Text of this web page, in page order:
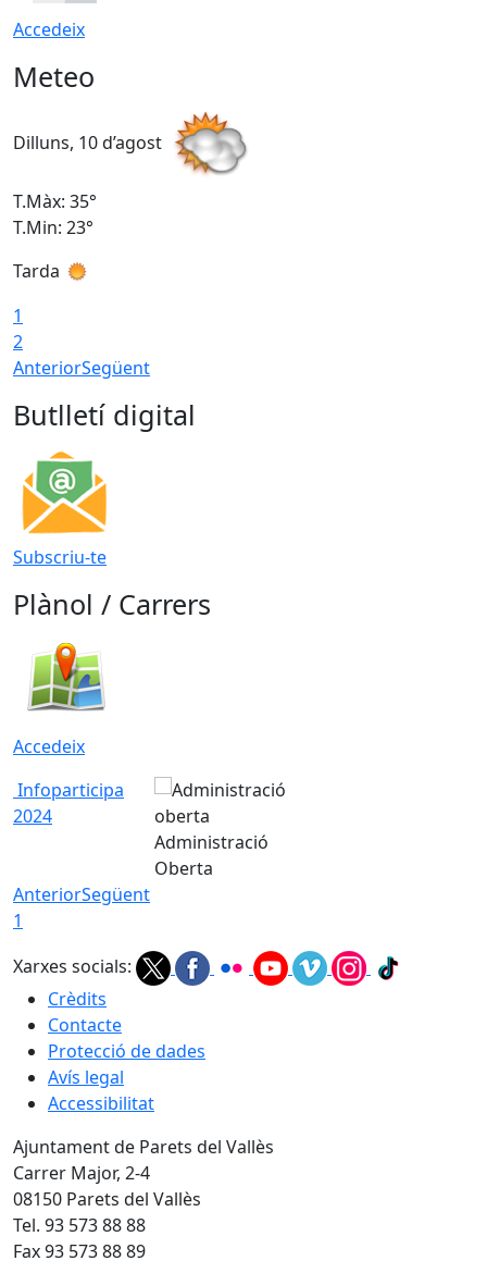
Accedeix
Meteo
Dilluns, 10 d’agost
T.Màx: 35°
T.Min: 23°
Tarda
1
2
AnteriorSegüent
Butlletí digital
Subscriu-te
Plànol / Carrers
Accedeix
Infoparticipa
2024
Administració
Oberta
AnteriorSegüent
1
Xarxes socials:
Crèdits
Contacte
Protecció de dades
Avís legal
Accessibilitat
Ajuntament de Parets del Vallès
Carrer Major, 2-4
08150 Parets del Vallès
Tel. 93 573 88 88
Fax 93 573 88 89